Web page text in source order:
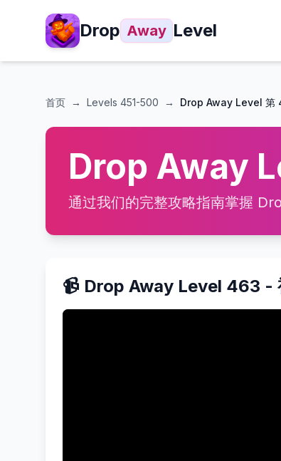
Drop Away Level
首页 → Levels 451-500 → Drop Away Level 第
Drop Away
通过我们的完整攻略指南掌握
📹 Drop Away Level 463 -